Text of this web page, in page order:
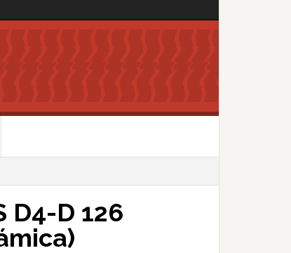
D4-D 126